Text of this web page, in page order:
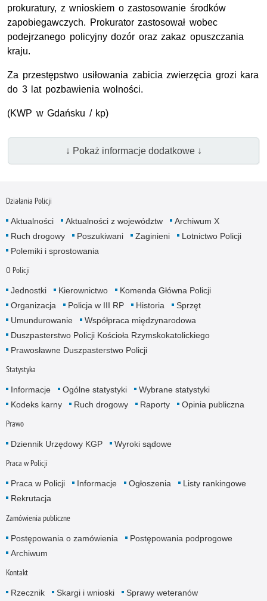
prokuratury, z wnioskiem o zastosowanie środków
zapobiegawczych. Prokurator zastosował wobec
podejrzanego policyjny dozór oraz zakaz opuszczania
kraju.
Za przestępstwo usiłowania zabicia zwierzęcia grozi kara
do 3 lat pozbawienia wolności.
(KWP w Gdańsku / kp)
↓ Pokaż informacje dodatkowe ↓
Działania Policji
Aktualności Aktualności z województw
Archiwum X
Ruch drogowy
Poszukiwani Zaginieni
Lotnictwo Policji
Polemiki i sprostowania
O Policji
Jednostki Kierownictwo
Komenda Główna Policji
Organizacja
Policja w III RP Historia
Sprzęt
Umundurowanie
Współpraca międzynarodowa
Duszpasterstwo Policji Kościoła Rzymskokatolickiego
Prawosławne Duszpasterstwo Policji
Statystyka
Informacje Ogólne statystyki
Wybrane statystyki
Kodeks karny
Ruch drogowy Raporty Opinia publiczna
Prawo
Dziennik Urzędowy KGP Wyroki sądowe
Praca w Policji
Praca w Policji Informacje Ogłoszenia
Listy rankingowe
Rekrutacja
Zamówienia publiczne
Postępowania o zamówienia
Postępowania podprogowe
Archiwum
Kontakt
Rzecznik Skargi i wnioski Sprawy weteranów